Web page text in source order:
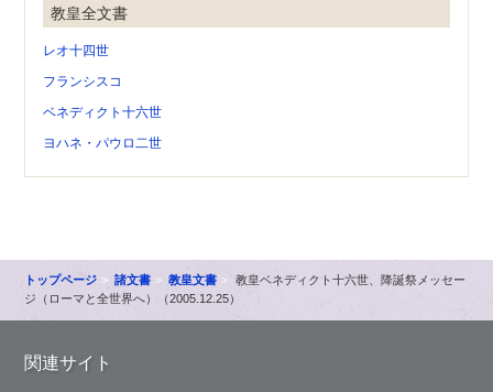
教皇全文書
レオ十四世
フランシスコ
ベネディクト十六世
ヨハネ・パウロ二世
トップページ 諸文書 教皇文書
教皇ベネディクト十六世、降誕祭メッセー
ジ（ローマと全世界へ）（2005.12.25）
関連サイト